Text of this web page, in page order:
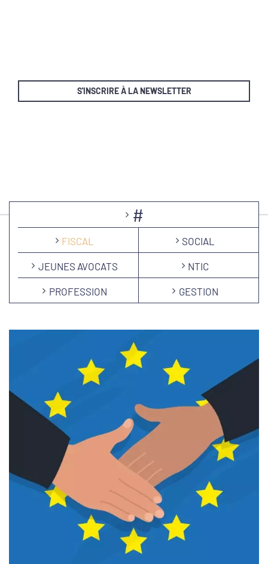
S'INSCRIRE À LA NEWSLETTER
#
FISCAL SOCIAL
JEUNES AVOCATS NTIC
PROFESSION GESTION